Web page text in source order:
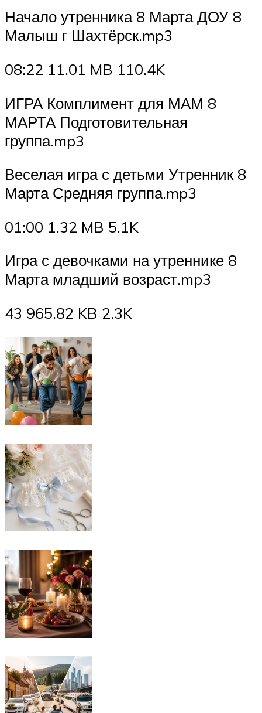
Начало утренника 8 Марта ДОУ 8
Малыш г Шахтёрск.mp3
08:22 11.01 MB 110.4K
ИГРА Комплимент для МАМ 8
МАРТА Подготовительная
группа.mp3
Веселая игра с детьми Утренник 8
Марта Средняя группа.mp3
01:00 1.32 MB 5.1K
Игра с девочками на утреннике 8
Марта младший возраст.mp3
43 965.82 KB 2.3K